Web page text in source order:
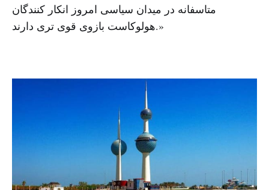
متاسفانه در میدان سیاسى امروز انکار کنندگان
هولوکاست بازوى قوى ترى دارند.»